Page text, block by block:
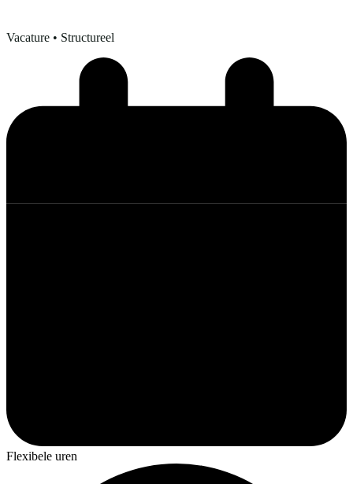
Vacature • Structureel
Flexibele uren